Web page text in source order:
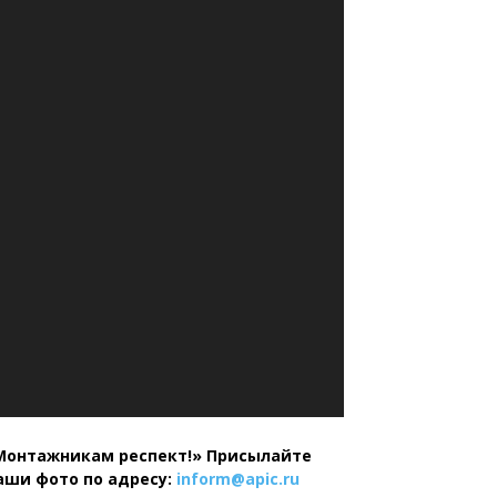
респект!» Присылайте
фото по адресу: inform@apic.ru